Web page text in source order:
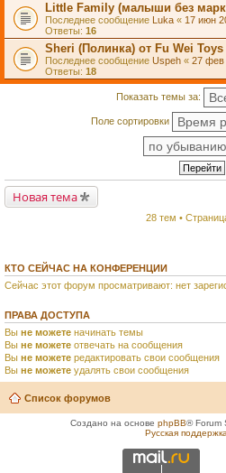
Little Family (малыши без
Последнее сообщение Luka « 17 июн
Ответы: 16
Sheri (Полинка) от Fu Wei
Последнее сообщение Uspeh « 27 фев
Ответы: 18
Показать темы за:
Поле сортировки
Новая тема
28 тем •
КТО СЕЙЧАС НА КОНФЕРЕНЦИИ
Сейчас этот форум просматривают: нет
ПРАВА ДОСТУПА
Вы не можете начинать темы
Вы не можете отвечать на сообщения
Вы не можете редактировать свои сообщения
Вы не можете удалять свои сообщения
Список форумов
Создано на основе phpBB® Forum
Русская